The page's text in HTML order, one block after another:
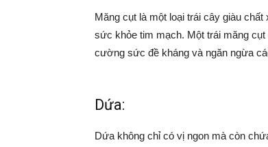
Măng cụt là một loại trái cây giàu
sức khỏe tim mạch. Một trái măng
cường sức đề kháng và ngăn ngừa
Dứa:
Dứa không chỉ có vị ngon mà còn